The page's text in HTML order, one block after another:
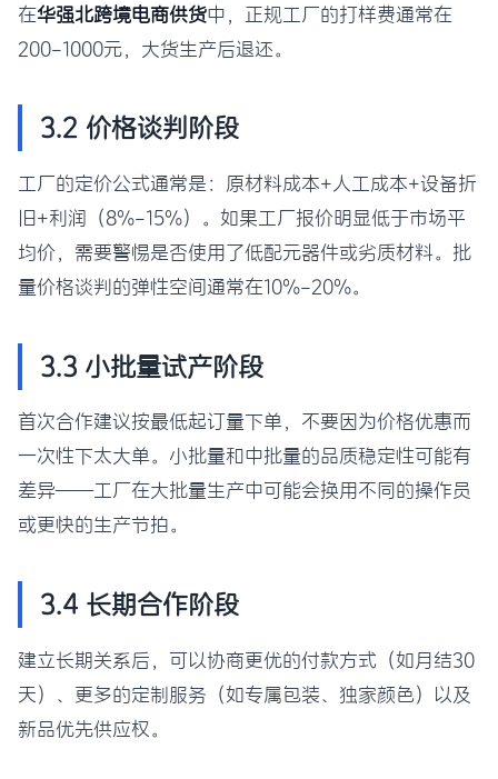
在华强北跨境电商供货中，正规工厂的打样费通常在
200-1000元，大货生产后退还。
3.2 价格谈判阶段
工厂的定价公式通常是：原材料成本+人工成本+设备折
旧+利润（8%-15%）。如果工厂报价明显低于市场平
均价，需要警惕是否使用了低配元器件或劣质材料。批
量价格谈判的弹性空间通常在10%-20%。
3.3 小批量试产阶段
首次合作建议按最低起订量下单，不要因为价格优惠而
一次性下太大单。小批量和中批量的品质稳定性可能有
差异——工厂在大批量生产中可能会换用不同的操作员
或更快的生产节拍。
3.4 长期合作阶段
建立长期关系后，可以协商更优的付款方式（如月结30
天）、更多的定制服务（如专属包装、独家颜色）以及
新品优先供应权。